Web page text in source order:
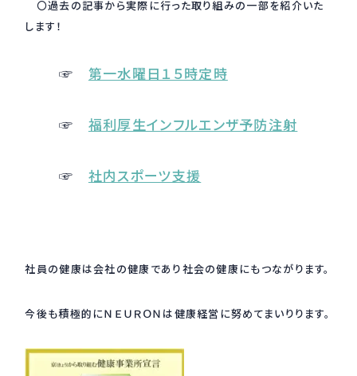
お問い合わせ
webカタログ
〇過去の記事から実際に行った取り組みの一部を紹介いた
します！
☞ 第一水曜日１５時定時
☞ 福利厚生インフルエンザ予防注射
☞ 社内スポーツ支援
社員の健康は会社の健康であり社会の健康にもつながります。
今後も積極的にＮＥＵＲＯＮは健康経営に努めてまいりります。